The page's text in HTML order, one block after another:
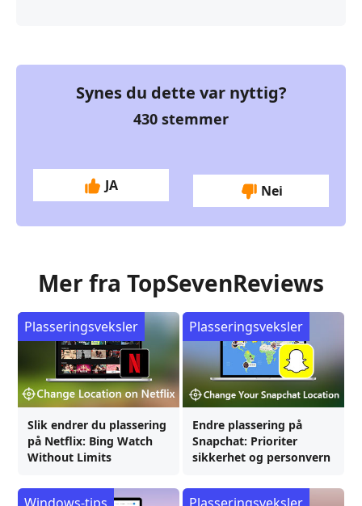
Synes du dette var nyttig?
430 stemmer
JA Nei
Mer fra TopSevenReviews
Slik endrer du plassering
på Netflix: Bing Watch
Without Limits
Plasseringsveksler
Endre plassering på
Snapchat: Prioriter
sikkerhet og personvern
Plasseringsveksler